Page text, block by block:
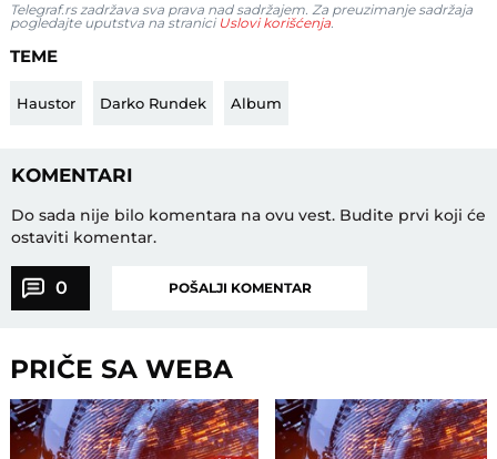
Telegraf.rs zadržava sva prava nad sadržajem. Za preuzimanje sadržaja
pogledajte uputstva na stranici Uslovi korišćenja.
TEME
Haustor Darko Rundek Album
KOMENTARI
Do sada nije bilo komentara na ovu vest. Budite prvi koji će
ostaviti komentar.
0 POŠALJI KOMENTAR
PRIČE SA WEBA